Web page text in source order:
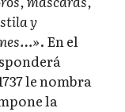
y
. En el
le nombra
la